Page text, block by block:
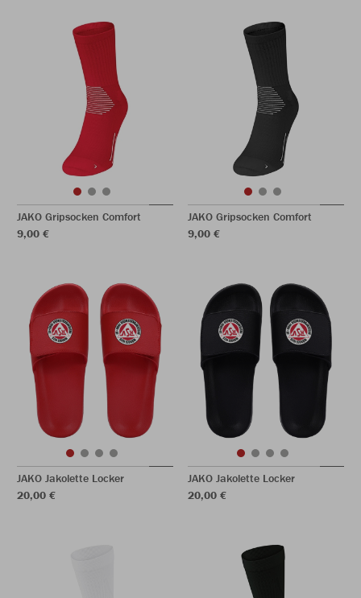
JAKO Gripsocken Comfort
9,00 €
JAKO Gripsocken Comfort
9,00 €
JAKO Jakolette Locker
20,00 €
JAKO Jakolette Locker
20,00 €